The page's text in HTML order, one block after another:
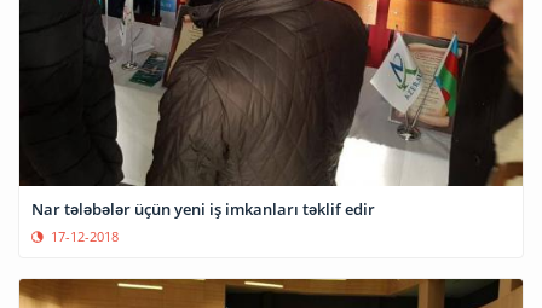
Nar tələbələr üçün yeni iş imkanları təklif edir
17-12-2018